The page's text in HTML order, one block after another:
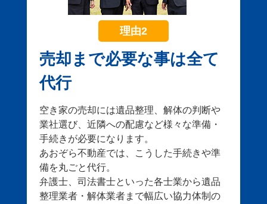
理由2
売却まで必要な事は全て
代行
空き家の売却には遺品整理、解体の判断や
業社選び、近隣への配慮など様々な準備・
手続きが必要になります。
あおぞら不動産では、こうした手続きや準
備を丸ごと代行。
弁護士、司法書士といった各士業から遺品
整理業者・解体業者まで幅広い協力体制の